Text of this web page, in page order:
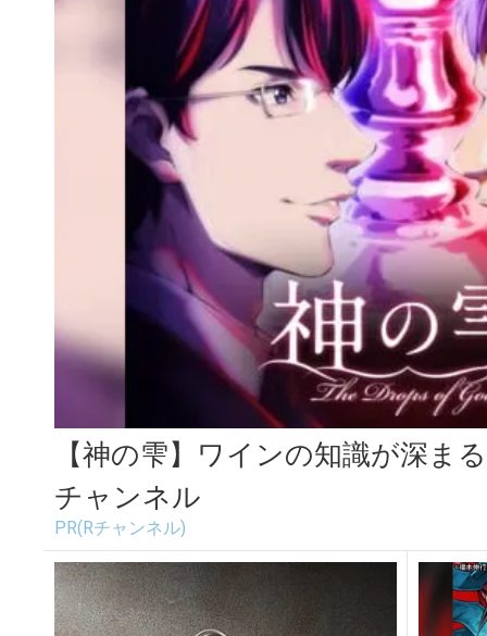
【神の雫】ワインの知識が深ま
チャンネル
PR(Rチャンネル)